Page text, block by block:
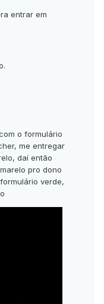
entrar em
o formulário
me entregar
daí então
pro dono
verde,